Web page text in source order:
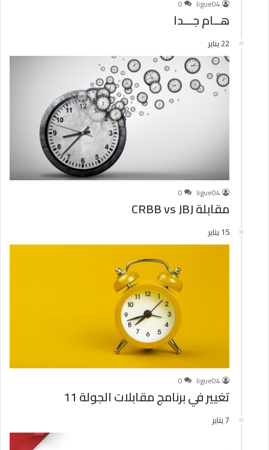
ligue04
0
هــام جـــدا
22 يناير
ligue04
0
مقابلة CRBB vs JBJ
15 يناير
ligue04
0
تغيير في برنامج مقابلات الجولة 11
7 يناير